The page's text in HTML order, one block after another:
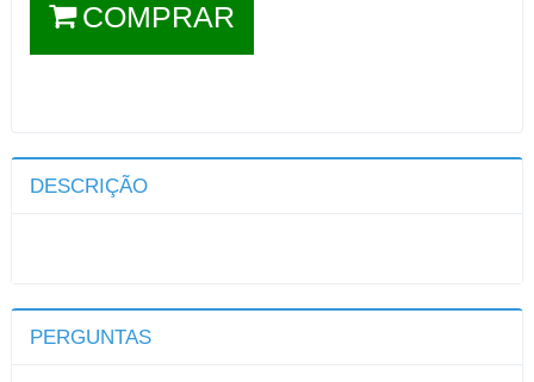
COMPRAR
DESCRIÇÃO
PERGUNTAS